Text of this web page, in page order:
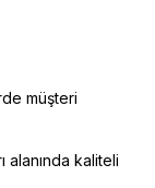
müşteri
kaliteli